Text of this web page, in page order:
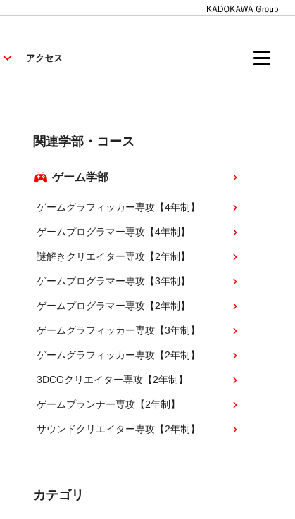
アクセス
関連学部・コース
ゲーム学部
ゲームグラフィッカー専攻【4年制】
ゲームプログラマー専攻【4年制】
謎解きクリエイター専攻【2年制】
ゲームプログラマー専攻【3年制】
ゲームプログラマー専攻【2年制】
ゲームグラフィッカー専攻【3年制】
ゲームグラフィッカー専攻【2年制】
3DCGクリエイター専攻【2年制】
ゲームプランナー専攻【2年制】
サウンドクリエイター専攻【2年制】
カテゴリ